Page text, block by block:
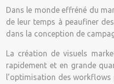
Dans le monde effréné du
de leur temps à peaufiner
dans la conception de
La création de visuels
rapidement et en grande
l’optimisation des